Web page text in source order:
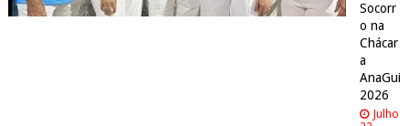
Socorr
o na
Chácar
a
AnaGui
2026
Julho